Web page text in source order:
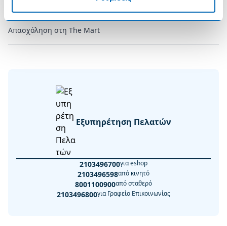
Συχνές Ερωτήσεις
Απασχόληση στη The Mart
Εξυπηρέτηση Πελατών
2103496700για eshop
2103496598από κινητό
8001100900από σταθερό
2103496800για Γραφείο Επικοινωνίας